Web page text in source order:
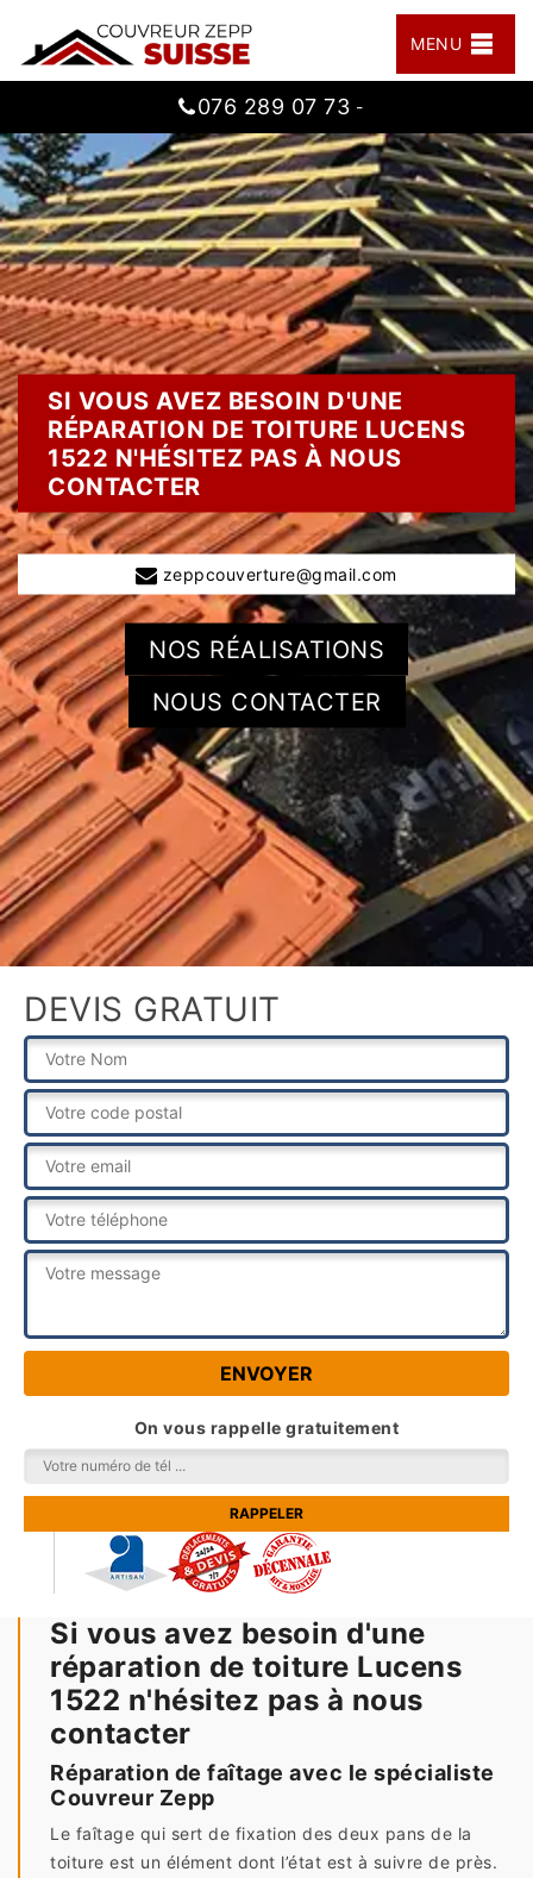
MENU
076 289 07 73 -
SI VOUS AVEZ BESOIN D'UNE
RÉPARATION DE TOITURE LUCENS
1522 N'HÉSITEZ PAS À NOUS
CONTACTER
zeppcouverture@gmail.com
NOS RÉALISATIONS
NOUS CONTACTER
DEVIS GRATUIT
On vous rappelle gratuitement
Si vous avez besoin d'une
réparation de toiture Lucens
1522 n'hésitez pas à nous
contacter
Réparation de faîtage avec le spécialiste
Couvreur Zepp
Le faîtage qui sert de fixation des deux pans de la
toiture est un élément dont l’état est à suivre de près.